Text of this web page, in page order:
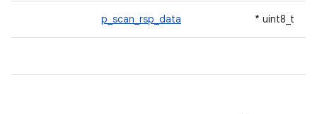
uint8_t *
p_scan_rsp_data